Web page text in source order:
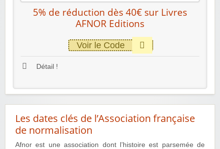
5% de réduction dès 40€ sur Livres
AFNOR Editions
Voir le Code
Détail !
Les dates clés de l’Association française
de normalisation
Afnor est une association dont l’histoire est parsemée de